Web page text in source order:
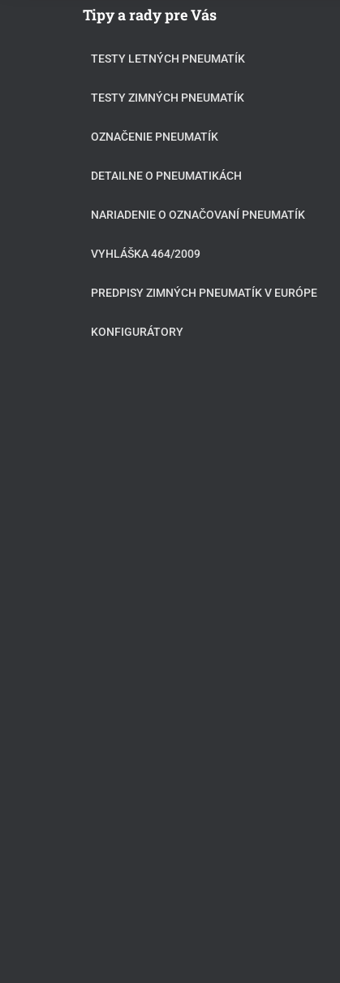
Tipy a rady pre Vás
TESTY LETNÝCH PNEUMATÍK
TESTY ZIMNÝCH PNEUMATÍK
OZNAČENIE PNEUMATÍK
DETAILNE O PNEUMATIKÁCH
NARIADENIE O OZNAČOVANÍ PNEUMATÍK
VYHLÁŠKA 464/2009
PREDPISY ZIMNÝCH PNEUMATÍK V EURÓPE
KONFIGURÁTORY